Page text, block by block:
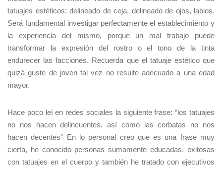
tatuajes estéticos: delineado de ceja, delineado de ojos, labios.
Será fundamental investigar perfectamente el establecimiento y
la experiencia del mismo, porque un mal trabajo puede
transformar la expresión del rostro o el tono de la tinta
endurecer las facciones. Recuerda que el tatuaje estético que
quizá guste de joven tal vez no resulte adecuado a una edad
mayor.
Hace poco leí en redes sociales la siguiente frase: “los tatuajes
no nos hacen delincuentes, así como las corbatas no nos
hacen decentes” En lo personal creo que es una frase muy
cierta, he conocido personas sumamente educadas, exitosas
con tatuajes en el cuerpo y también he tratado con ejecutivos